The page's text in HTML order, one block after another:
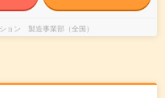
ョン 製造事業部（全国）